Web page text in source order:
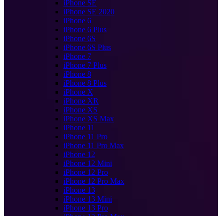
iPhone SE
iPhone SE 2020
iPhone 6
iPhone 6 Plus
iPhone 6S
iPhone 6S Plus
iPhone 7
iPhone 7 Plus
iPhone 8
iPhone 8 Plus
iPhone X
iPhone XR
iPhone XS
iPhone XS Max
iPhone 11
iPhone 11 Pro
iPhone 11 Pro Max
iPhone 12
iPhone 12 Mini
iPhone 12 Pro
iPhone 12 Pro Max
iPhone 13
iPhone 13 Mini
iPhone 13 Pro